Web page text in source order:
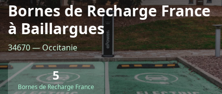
Bornes de Recharge France
à Baillargues
34670 — Occitanie
5
Bornes de Recharge France